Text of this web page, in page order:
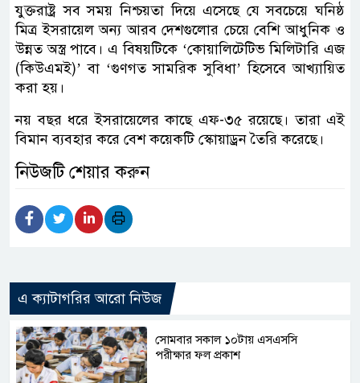
যুক্তরাষ্ট্র সব সময় নিশ্চয়তা দিয়ে এসেছে যে সবচেয়ে ঘনিষ্ঠ
মিত্র ইসরায়েল অন্য আরব দেশগুলোর চেয়ে বেশি আধুনিক ও
উন্নত অস্ত্র পাবে। এ বিষয়টিকে ‘কোয়ালিটেটিভ মিলিটারি এজ
(কিউএমই)’ বা ‘গুণগত সামরিক সুবিধা’ হিসেবে আখ্যায়িত
করা হয়।
নয় বছর ধরে ইসরায়েলের কাছে এফ-৩৫ রয়েছে। তারা এই
বিমান ব্যবহার করে বেশ কয়েকটি স্কোয়াড্রন তৈরি করেছে।
নিউজটি শেয়ার করুন
এ ক্যাটাগরির আরো নিউজ
সোমবার সকাল ১০টায় এসএসসি
পরীক্ষার ফল প্রকাশ